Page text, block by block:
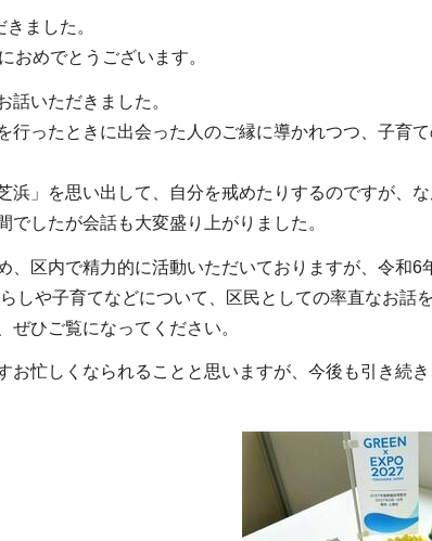
ました。
おめでとうございます。
いただきました。
ったときに出会った人のご縁に導かれつつ、子育
」を思い出して、自分を戒めたりするのですが、
したが会話も大変盛り上がりました。
区内で精力的に活動いただいておりますが、令和6
しや子育てなどについて、区民としての率直なお話
ひご覧になってください。
忙しくなられることと思いますが、今後も引き続